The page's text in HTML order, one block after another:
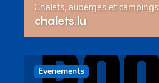
Chalets, auberges et campings
chalets.lu
Evenements